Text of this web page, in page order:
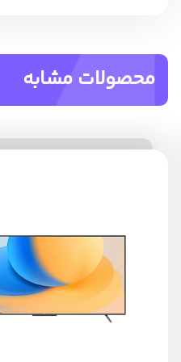
محصولات مشابه